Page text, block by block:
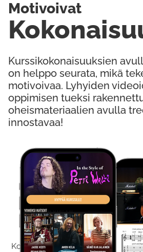
Kokeile
Kokeilemalla ilmaiseksi saat koko
Kurssikokonaisuuksien
on helppo seurata, mikä
motivoivaa. Lyhyiden
oppimisen tueksi
oheismateriaalien avulla
innostavaa!
Motivoivat